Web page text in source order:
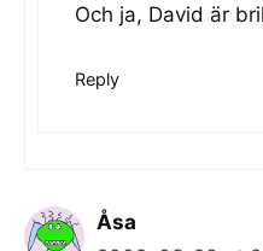
Och ja, David är
Reply
Åsa